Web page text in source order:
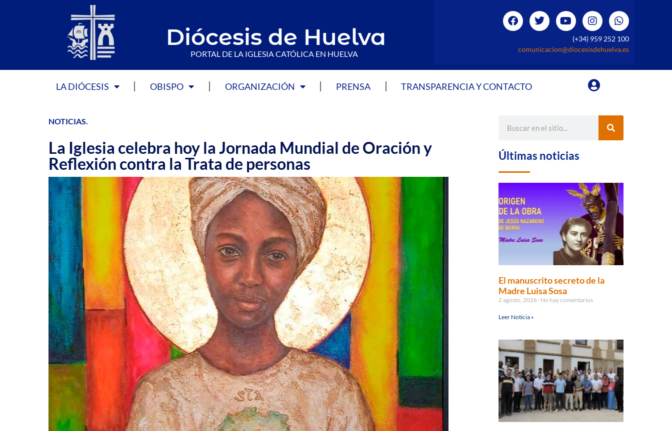
Diócesis de Huelva
PORTAL DE LA IGLESIA CATÓLICA EN HUELVA
(+34) 959 252 100
comunicacion@diocesisdehuelva.es
LA DIÓCESIS OBISPO ORGANIZACIÓN PRENSA TRANSPARENCIA Y CONTACTO
NOTICIAS.
La Iglesia celebra hoy la Jornada Mundial de Oración y
Reflexión contra la Trata de personas
Últimas noticias
El manuscrito secreto de la
Madre Luisa Sosa
2 agosto, 2026 No hay comentarios
Leer Noticia »